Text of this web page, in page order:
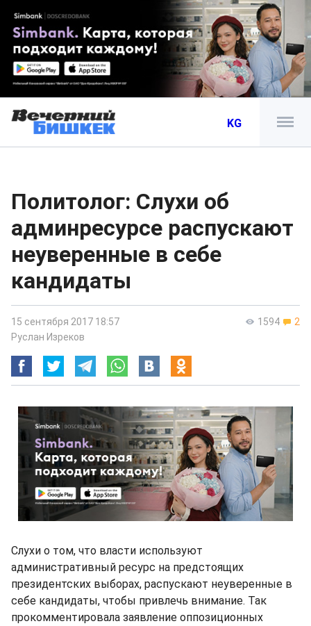
KG
Политолог: Слухи об
админресурсе распускают
неуверенные в себе
кандидаты
1594 2
15 сентября 2017 18:57
Руслан Изреков
Слухи о том, что власти используют
административный ресурс на предстоящих
президентских выборах, распускают неуверенные в
себе кандидаты, чтобы привлечь внимание. Так
прокомментировала заявление оппозиционных